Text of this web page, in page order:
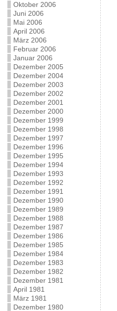
Oktober 2006
Juni 2006
Mai 2006
April 2006
März 2006
Februar 2006
Januar 2006
Dezember 2005
Dezember 2004
Dezember 2003
Dezember 2002
Dezember 2001
Dezember 2000
Dezember 1999
Dezember 1998
Dezember 1997
Dezember 1996
Dezember 1995
Dezember 1994
Dezember 1993
Dezember 1992
Dezember 1991
Dezember 1990
Dezember 1989
Dezember 1988
Dezember 1987
Dezember 1986
Dezember 1985
Dezember 1984
Dezember 1983
Dezember 1982
Dezember 1981
April 1981
März 1981
Dezember 1980